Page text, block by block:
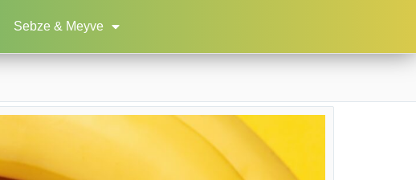
Sebze & Meyve